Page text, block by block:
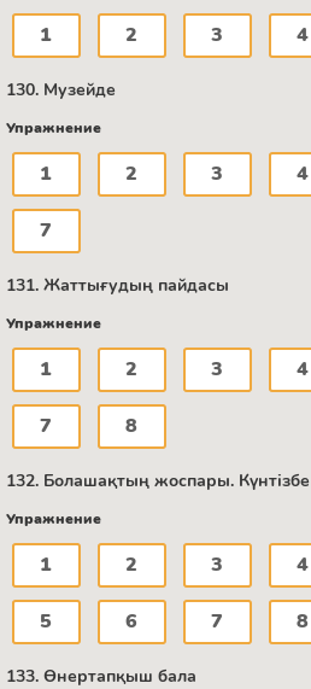
1 2 3 4
130. Музейде
Упражнение
1 2 3 4
7
131. Жаттығудың пайдасы
Упражнение
1 2 3 4
7 8
132. Болашақтың жоспары. Күнтізбе
Упражнение
1 2 3 4
5 6 7 8
133. Өнертапқыш бала